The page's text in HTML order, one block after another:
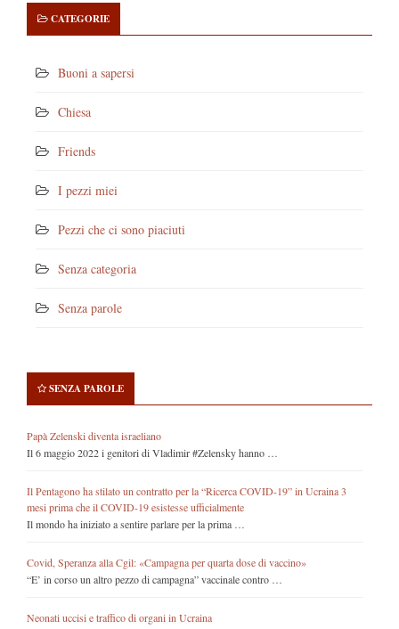
CATEGORIE
Buoni a sapersi
Chiesa
Friends
I pezzi miei
Pezzi che ci sono piaciuti
Senza categoria
Senza parole
SENZA PAROLE
Papà Zelenski diventa israeliano
Il 6 maggio 2022 i genitori di Vladimir #Zelensky hanno …
Il Pentagono ha stilato un contratto per la “Ricerca COVID-19” in Ucraina 3
mesi prima che il COVID-19 esistesse ufficialmente
Il mondo ha iniziato a sentire parlare per la prima …
Covid, Speranza alla Cgil: «Campagna per quarta dose di vaccino»
“E’ in corso un altro pezzo di campagna” vaccinale contro …
Neonati uccisi e traffico di organi in Ucraina